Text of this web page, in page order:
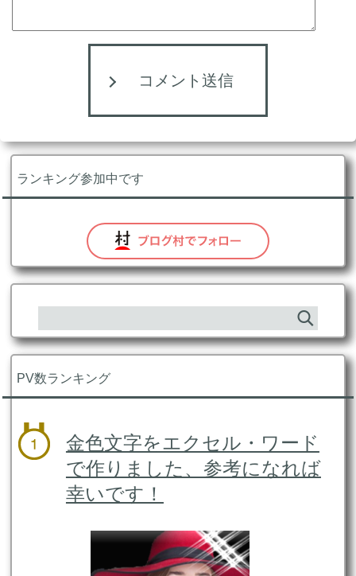
コメント送信
ランキング参加中です
PV数ランキング
金色文字をエクセル・ワード
で作りました、参考になれば
幸いです！